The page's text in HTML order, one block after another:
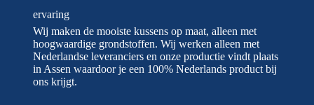
ervaring
Wij maken de mooiste kussens op maat, alleen met
hoogwaardige grondstoffen. Wij werken alleen met
Nederlandse leveranciers en onze productie vindt plaats
in Assen waardoor je een 100% Nederlands product bij
ons krijgt.